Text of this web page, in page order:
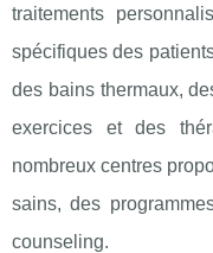
traitements
spécifiques des
des bains thermaux,
exercices et des
nombreux centres
sains, des
counseling.